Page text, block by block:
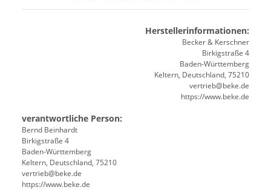
Herstellerinformationen:
Becker & Kerschner
Birkigstraße 4
Baden-Württemberg
Keltern, Deutschland, 75210
vertrieb@beke.de
https://www.beke.de
verantwortliche Person:
Bernd Beinhardt
Birkigstraße 4
Baden-Württemberg
Keltern, Deutschland, 75210
vertrieb@beke.de
https://www.beke.de